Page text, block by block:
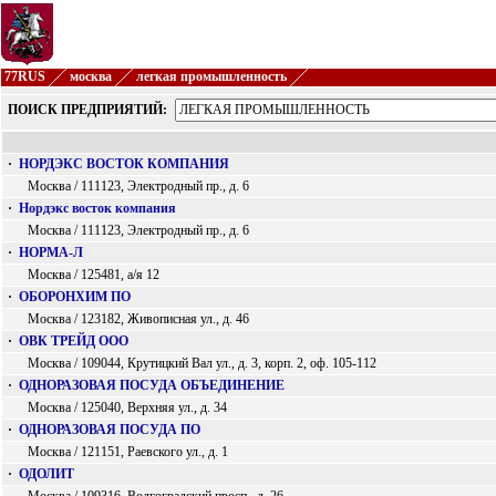
77RUS москва легкая промышленность
ПОИСК ПРЕДПРИЯТИЙ:
· НОРДЭКС ВОСТОК КОМПАНИЯ
Москва / 111123, Электродный пр., д. 6
· Нордэкс восток компания
Москва / 111123, Электродный пр., д. 6
· НОРМА-Л
Москва / 125481, а/я 12
· ОБОРОНХИМ ПО
Москва / 123182, Живописная ул., д. 46
· ОВК ТРЕЙД ООО
Москва / 109044, Крутицкий Вал ул., д. 3, корп. 2, оф. 105-112
· ОДНОРАЗОВАЯ ПОСУДА ОБЪЕДИНЕНИЕ
Москва / 125040, Верхняя ул., д. 34
· ОДНОРАЗОВАЯ ПОСУДА ПО
Москва / 121151, Раевского ул., д. 1
· ОДОЛИТ